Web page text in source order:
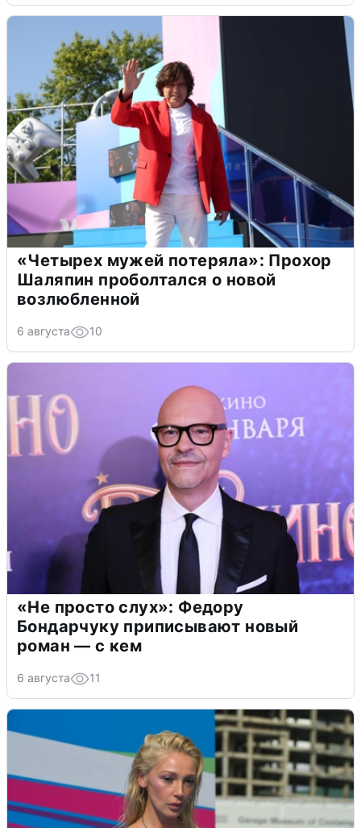
«Четырех мужей потеряла»: Прохор
Шаляпин проболтался о новой
возлюбленной
6 августа 10
«Не просто слух»: Федору
Бондарчуку приписывают новый
роман — с кем
6 августа 11